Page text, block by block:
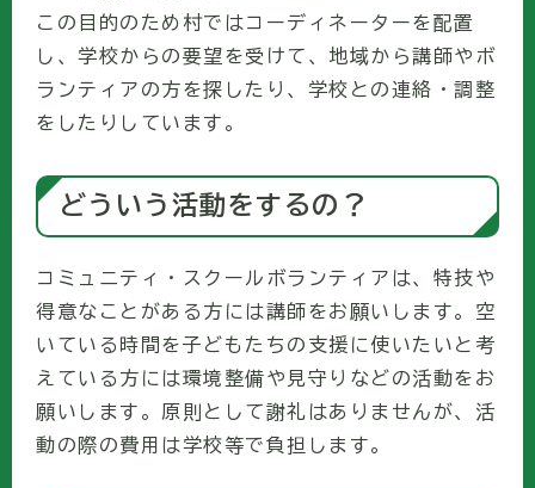
この目的のため村ではコーディネーターを配置
し、学校からの要望を受けて、地域から講師やボ
ランティアの方を探したり、学校との連絡・調整
をしたりしています。
どういう活動をするの？
コミュニティ・スクールボランティアは、特技や
得意なことがある方には講師をお願いします。空
いている時間を子どもたちの支援に使いたいと考
えている方には環境整備や見守りなどの活動をお
願いします。原則として謝礼はありませんが、活
動の際の費用は学校等で負担します。